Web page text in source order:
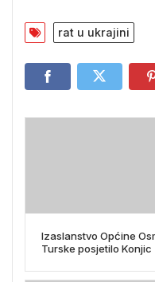
rat u ukrajini
Izaslanstvo Općine
Turske posjetilo Konjic